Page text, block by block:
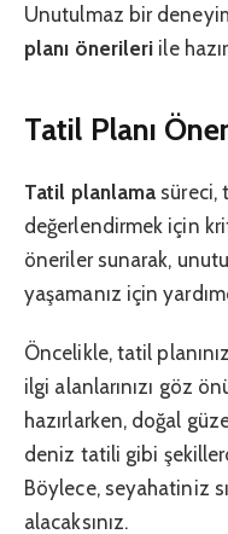
Unutulmaz bir
planı önerileri ile
Tatil Planı
Tatil planlama süreci,
değerlendirmek için
öneriler sunarak,
yaşamanız için
Öncelikle, tatil
ilgi alanlarınızı göz
hazırlarken, doğal
deniz tatili gibi
Böylece, seyahatiniz
alacaksınız.